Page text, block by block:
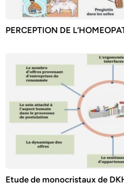
PERCEPTION DE
Etude de monocristaux de